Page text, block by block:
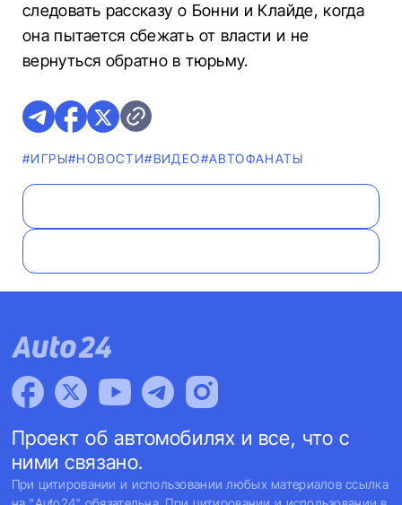
следовать рассказу о Бонни и Клайде, когда
она пытается сбежать от власти и не
вернуться обратно в тюрьму.
#ИГРЫ#НОВОСТИ#ВИДЕО#AВТОФАНАТЫ
Проект об автомобилях и все, что с
ними связано.
При цитировании и использовании любых материалов ссылка